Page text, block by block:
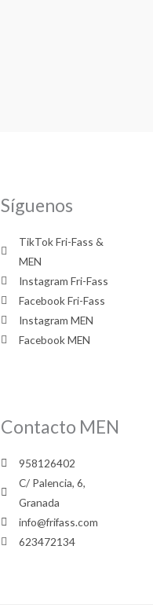
Síguenos
TikTok Fri-Fass &
MEN
Instagram Fri-Fass
Facebook Fri-Fass
Instagram MEN
Facebook MEN
Contacto MEN
958126402
C/ Palencia, 6,
Granada
info@frifass.com
623472134